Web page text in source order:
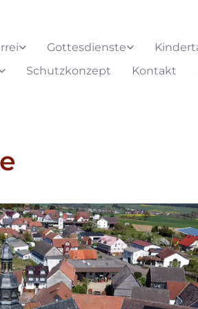
Gottesdienste
Schutzkonzept Kontakt